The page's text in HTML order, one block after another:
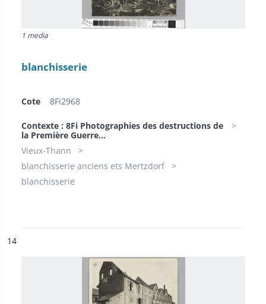
1 media
blanchisserie
Cote 8Fi2968
Contexte : 8Fi Photographies des destructions de
la Première Guerre...
Vieux-Thann
blanchisserie anciens ets Mertzdorf
blanchisserie
n°
14